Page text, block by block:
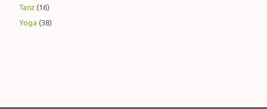
Tanz (16)
Yoga (38)